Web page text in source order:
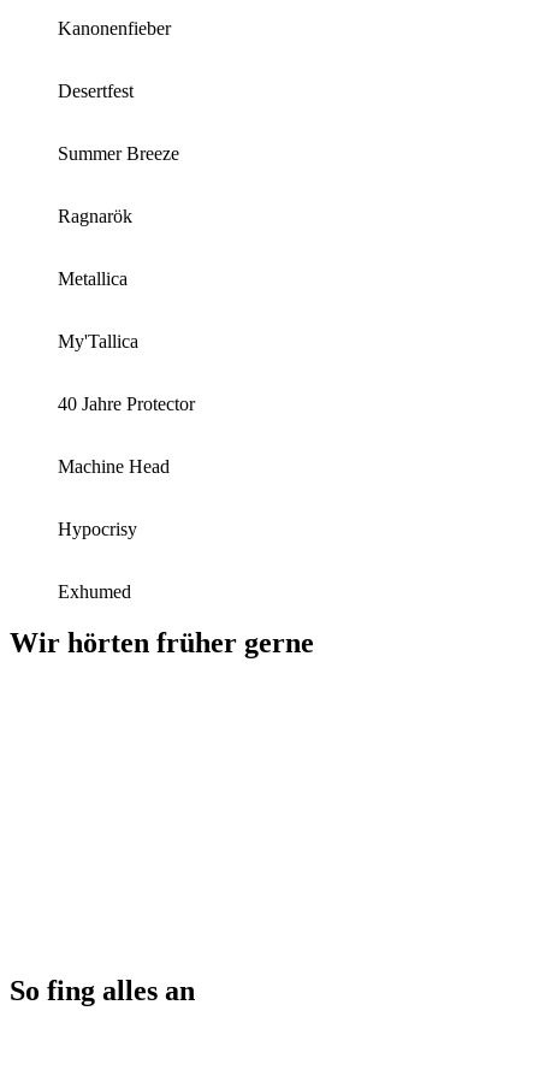
Kanonenfieber
Desertfest
Summer Breeze
Ragnarök
Metallica
My'Tallica
40 Jahre Protector
Machine Head
Hypocrisy
Exhumed
Wir hörten früher gerne
So fing alles an